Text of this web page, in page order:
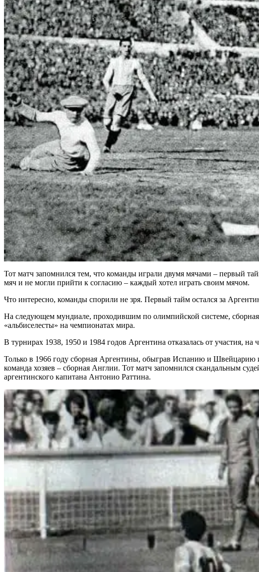
Тот матч запомнился тем, что команды играли двумя мячами – первый
мяч и не могли прийти к согласию – каждый хотел играть своим мячом.
Что интересно, команды спорили не зря. Первый тайм остался за
На следующем мундиале, проходившим по олимпийской системе,
«альбиселесты» на чемпионатах мира.
В турнирах 1938, 1950 и 1984 годов Аргентина отказалась от участия,
Только в 1966 году сборная Аргентины, обыграв Испанию и Швейцарию
команда хозяев – сборная Англии. Тот матч запомнился скандальным
аргентинского капитана Антонио Раттина.